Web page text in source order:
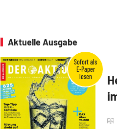
Aktuelle Ausgabe